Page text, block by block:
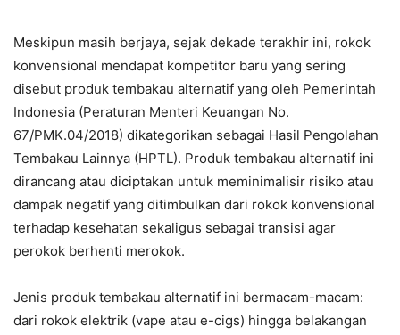
Meskipun masih berjaya, sejak dekade terakhir ini, rokok
konvensional mendapat kompetitor baru yang sering
disebut produk tembakau alternatif yang oleh Pemerintah
Indonesia (Peraturan Menteri Keuangan No.
67/PMK.04/2018) dikategorikan sebagai Hasil Pengolahan
Tembakau Lainnya (HPTL). Produk tembakau alternatif ini
dirancang atau diciptakan untuk meminimalisir risiko atau
dampak negatif yang ditimbulkan dari rokok konvensional
terhadap kesehatan sekaligus sebagai transisi agar
perokok berhenti merokok.
Jenis produk tembakau alternatif ini bermacam-macam:
dari rokok elektrik (vape atau e-cigs) hingga belakangan